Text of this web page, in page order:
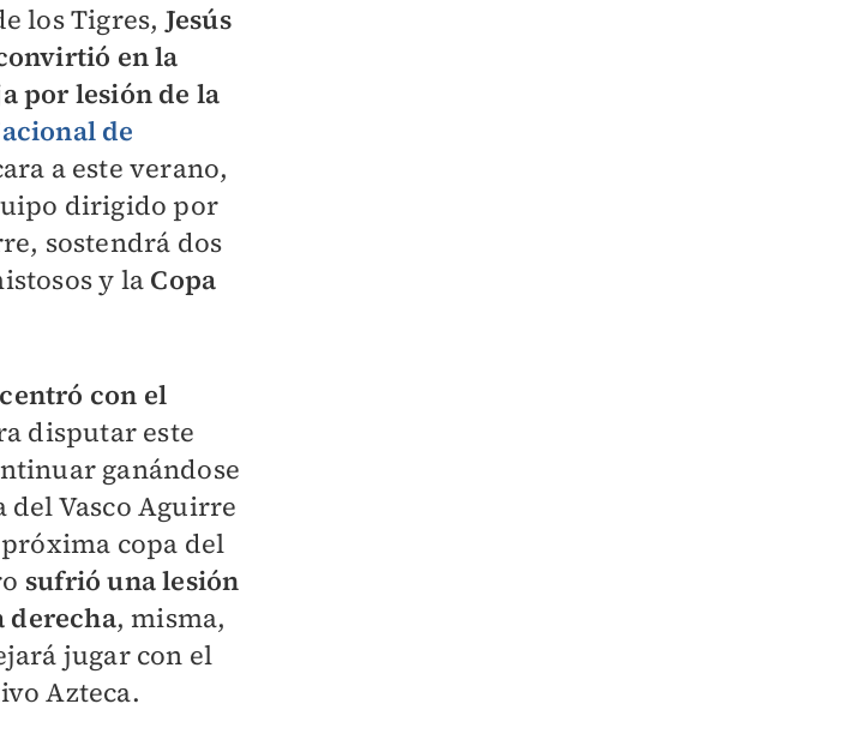
los Tigres, Jesús
en la
por lesión de la
de
a este verano,
dirigido por
sostendrá dos
y la Copa
con el
disputar este
ganándose
del Vasco Aguirre
copa del
sufrió una lesión
derecha, misma,
jugar con el
Azteca.